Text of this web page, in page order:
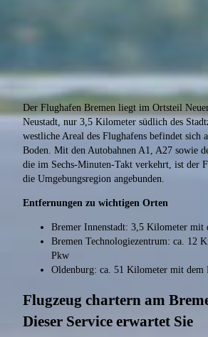
Der Flughafen Bremen liegt im Ortsteil
Neustadt, nur 3,5 Kilometer südlich des
westliche Areal des Flughafens befindet sich
Boden. Mit den Autobahnen A1, A27 sowie
die im Sechs-Minuten-Takt verkehrt, ist der
die Umgebungsregion angebunden.
Entfernungen zu wichtigen Orten
Bremer Innenstadt: 3,5 Kilometer mit
Bremen Technologiezentrum: ca. 12
Pkw
Oldenburg: ca. 51 Kilometer mit dem
Flugzeug chartern am
Dieser Service erwartet Sie